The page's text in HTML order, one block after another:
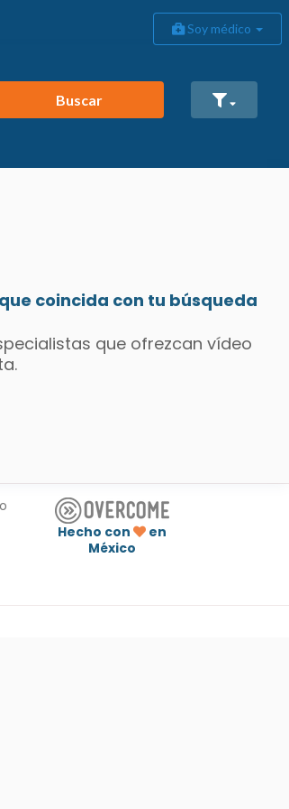
Soy médico
Buscar
coincida con tu búsqueda
que ofrezcan vídeo
Hecho con
en
México